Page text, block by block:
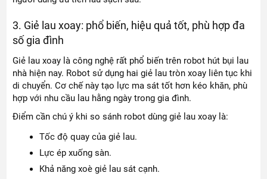
3. Giẻ lau xoay: phổ biến, hiệu quả tốt, phù hợp đa
số gia đình
Giẻ lau xoay là công nghệ rất phổ biến trên robot hút bụi lau
nhà hiện nay. Robot sử dụng hai giẻ lau tròn xoay liên tục khi
di chuyển. Cơ chế này tạo lực ma sát tốt hơn kéo khăn, phù
hợp với nhu cầu lau hằng ngày trong gia đình.
Điểm cần chú ý khi so sánh robot dùng giẻ lau xoay là:
Tốc độ quay của giẻ lau.
Lực ép xuống sàn.
Khả năng xoè giẻ lau sát cạnh.